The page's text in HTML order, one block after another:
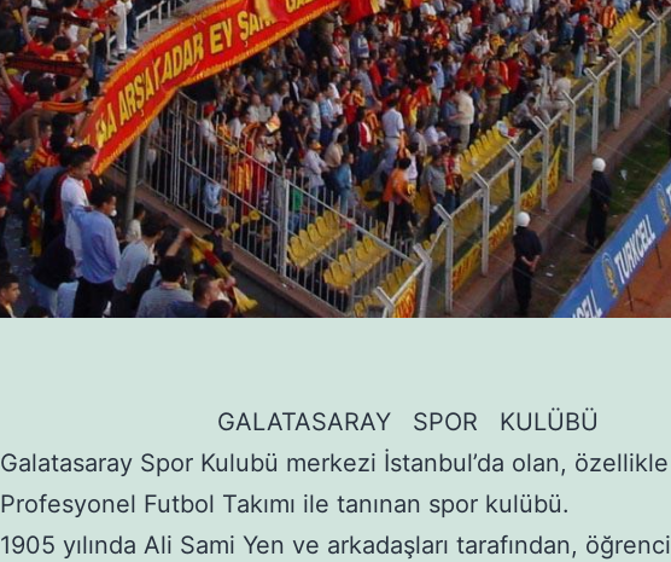
GALATASARAY SPOR KULÜBÜ
Galatasaray Spor Kulubü merkezi İstanbul’da olan, özellikle
Profesyonel Futbol Takımı ile tanınan spor kulübü.
1905 yılında Ali Sami Yen ve arkadaşları tarafından, öğrenci